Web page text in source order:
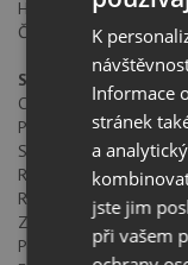
Hloubka produktu
Čistá hmotnost (kg): 28
Specifické vlastnosti
Certifikáty: CE / N /
Počet komor: 1
Smaltovaný interiér:
Regulátor min. teploty
Regulátor max. teploty
Způsob ovládání: 11+0
Počet pečících funkcí: 9
K
Informace
stránek
a
jste jim
při vašem